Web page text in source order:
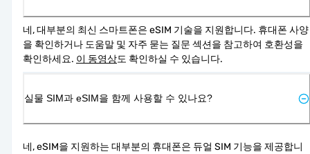
네, 대부분의 최신 스마트폰은 eSIM 기술을 지원합니다. 휴대폰 사양
을 확인하거나 도움말 및 자주 묻는 질문 섹션을 참고하여 호환성을
확인하세요. 이 동영상도 확인하실 수 있습니다.
실물 SIM과 eSIM을 함께 사용할 수 있나요?
네, eSIM을 지원하는 대부분의 휴대폰은 듀얼 SIM 기능을 제공합니